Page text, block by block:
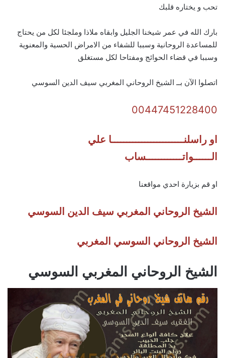
تحب و يختاره قلبك
بارك الله في عمر شيخنا الجليل وابقاه ملاذا وملجئا لكل من يحتاج
للمساعدة الروحانية وسببا للشفاء من الامراض الحسية والمعنوية
وسببا في قضاء الحوائج ومفتاحا لكل مستغلق
اتصلوا الآن بــ الشيخ الروحاني المغربي سيف الدين السوسي
00447451228400
او راسلنــــــــــــــــــــــــا علي
الــــــواتــــــــــــساب
او قم بزيارة احدي مواقعنا
الشيخ الروحاني المغربي سيف الدين السوسي
الشيخ الروحاني السوسي المغربي
الشيخ الروحاني المغربي السوسي